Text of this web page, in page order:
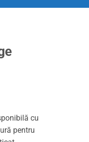
cu
pentru